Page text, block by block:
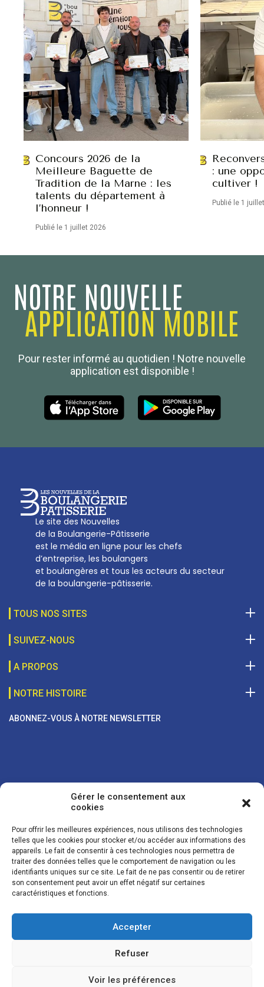
Gérer le consentement aux
cookies
Pour offrir les meilleures expériences, nous utilisons des technologies
telles que les cookies pour stocker et/ou accéder aux informations des
appareils. Le fait de consentir à ces technologies nous permettra de
traiter des données telles que le comportement de navigation ou les
identifiants uniques sur ce site. Le fait de ne pas consentir ou de retirer
son consentement peut avoir un effet négatif sur certaines
caractéristiques et fonctions.
Accepter
Refuser
Voir les préférences
Concours 2026 de la
Meilleure Baguette de
Tradition de la Marne : les
talents du département à
l’honneur !
Publié le 1 juillet 2026
: une
cultiver !
Publié le 1
NOTRE NOUVELLE
APPLICATION MOBILE
Pour rester informé au quotidien ! Notre nouvelle
application est disponible !
Le site des Nouvelles
de la Boulangerie-Pâtisserie
est le média en ligne pour les chefs
d’entreprise, les boulangers
et boulangères et tous les acteurs du secteur
de la boulangerie-pâtisserie.
TOUS NOS SITES
Boulanger de France
SUIVEZ-NOUS
A PROPOS
Les Nouvelles de la Boulangerie-Pâtisserie Française
27, av d’Eylau - 75782 Paris Cédex 16
01 53 70 16 25
NOTRE HISTOIRE
ABONNEZ-VOUS À NOTRE NEWSLETTER
Vos coordonnées sont uniquement utilisées pour vous envoyer des
lettres d'information sur nos activités. Vous pouvez à tout moment
utiliser le lien de désinscription figurant dans la lettre d'information.
© LES NOUVELLES DE LA BOULANGERIE - Tous droits réservés - Réalisation :
Josh Digital
Mentions légales